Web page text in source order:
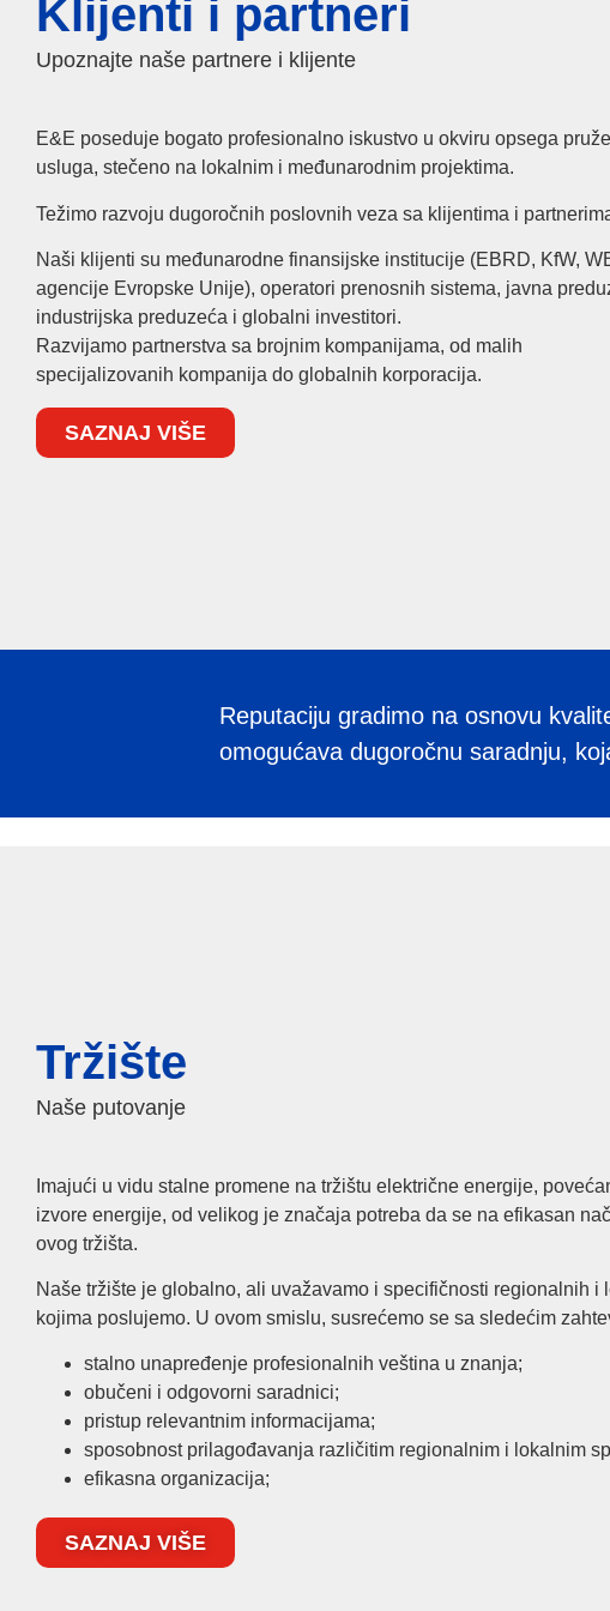
Klijenti i partneri
Upoznajte naše partnere i klijente
E&E poseduje bogato profesionalno iskustvo u okviru opsega
usluga, stečeno na lokalnim i međunarodnim projektima.
Težimo razvoju dugoročnih poslovnih veza sa klijentima i
Naši klijenti su međunarodne finansijske institucije (EBRD, KfW,
agencije Evropske Unije), operatori prenosnih sistema, javna
industrijska preduzeća i globalni investitori.
Razvijamo partnerstva sa brojnim kompanijama, od malih
specijalizovanih kompanija do globalnih korporacija.
SAZNAJ VIŠE
Reputaciju gradimo na osnovu
omogućava dugoročnu saradnju,
Tržište
Naše putovanje
Imajući u vidu stalne promene na tržištu električne energije,
izvore energije, od velikog je značaja potreba da se na efikasan
ovog tržišta.
Naše tržište je globalno, ali uvažavamo i specifičnosti regionalnih i
kojima poslujemo. U ovom smislu, susrećemo se sa sledećim
stalno unapređenje profesionalnih veština u znanja;
obučeni i odgovorni saradnici;
pristup relevantnim informacijama;
sposobnost prilagođavanja različitim regionalnim i lokalnim
efikasna organizacija;
SAZNAJ VIŠE